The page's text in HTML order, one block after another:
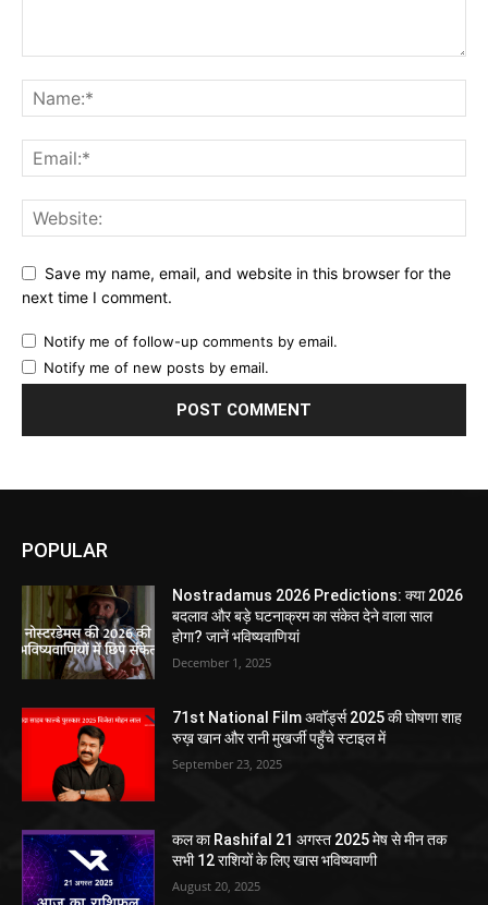
Save my name, email, and website in this browser for the
next time I comment.
Notify me of follow-up comments by email.
Notify me of new posts by email.
POPULAR
Nostradamus 2026 Predictions: क्या 2026
बदलाव और बड़े घटनाक्रम का संकेत देने वाला साल
होगा? जानें भविष्यवाणियां
December 1, 2025
71st National Film अवॉर्ड्स 2025 की घोषणा शाह
रुख़ खान और रानी मुखर्जी पहुँचे स्टाइल में
September 23, 2025
कल का Rashifal 21 अगस्त 2025 मेष से मीन तक
सभी 12 राशियों के लिए खास भविष्यवाणी
August 20, 2025